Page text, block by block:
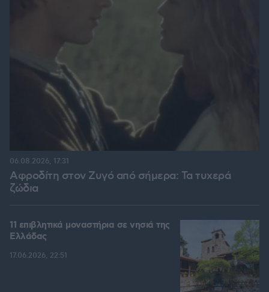
Αφροδίτη στον Ζυγό από σήμερα: Τα τυχερά
ζώδια
06.08.2026, 17:31
11 επιβλητικά μοναστήρια σε νησιά της
Ελλάδας
17.06.2026, 22:51